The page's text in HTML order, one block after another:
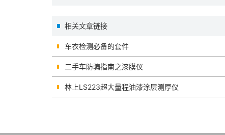
相关文章链接
车衣检测必备的套件
二手车防骗指南之漆膜仪
林上LS223超大量程油漆涂层测厚仪